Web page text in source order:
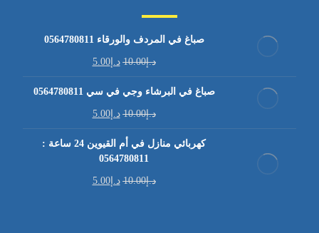
صباغ في المردف والورقاء 0564780811
د.إ10.00 د.إ5.00
صباغ في البرشاء وجي في سي 0564780811
د.إ10.00 د.إ5.00
كهربائي منازل في أم القيوين 24 ساعة :
0564780811
د.إ10.00 د.إ5.00